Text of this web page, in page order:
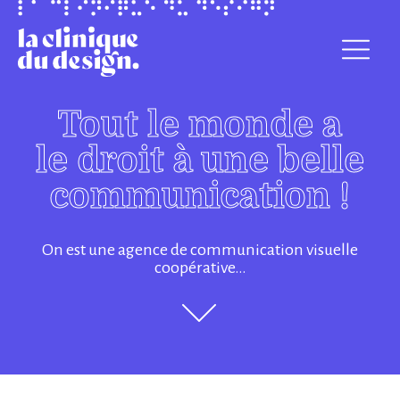
Tout le monde a
le droit à une belle
communication !
On est une agence de communication visuelle
coopérative…